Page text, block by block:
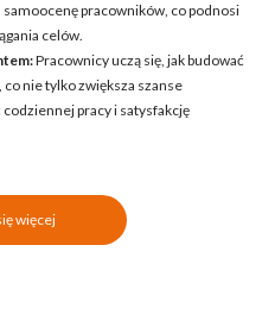
pracowników, co podnosi
celów.
Pracownicy uczą się, jak budować
nie tylko zwiększa szanse
codziennej pracy i satysfakcję
więcej